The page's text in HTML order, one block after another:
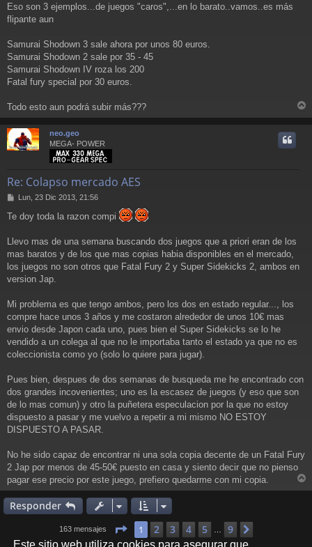
Este sitio web utiliza cookies para asegurar que
Eso son 3 ejemplos...de juegos "caros",...en lo barato..vamos..es más
flipante aun
Samurai Shodown 3 sale ahora por unos 80 euros.
Samurai Shodown 2 sale por 35 - 45
Samurai Shodown IV roza los 200
Fatal fury special por 30 euros.
Todo esto aun podrá subir más???
r
neo.geo
MEGA- POWER
Re: Colapso mercado AES
M
n
a
e
Lun, 23 Dic 2013, 21:56
Te doy toda la razon compi
Llevo mas de una semana buscando dos juegos que a priori eran de los
mas baratos y de los que mas copias habia disponibles en el mercado,
los juegos no son otros que Fatal Fury 2 y Super Sidekicks 2, ambos en
version Jap.
Mi problema es que tengo ambos, pero los dos en estado regular..., los
compre hace unos 3 años y me costaron alrededor de unos 10€ mas
envio desde Japon cada uno, pues bien el Super Sidekicks se lo he
vendido a un colega al que no le importaba tanto el estado ya que no es
coleccionista como yo (solo lo quiere para jugar).
Pues bien, despues de dos semanas de busqueda me he encontrado con
dos grandes incovenientes; uno es la escasez de juegos (y eso que son
de lo mas comun) y otro la puñetera especulacion por la que no estoy
dispuesto a pasar y me vuelvo a repetir a mi mismo NO ESTOY
DISPUESTO A PASAR.
No he sido capaz de encontrar ni una sola copia decente de un Fatal Fury
2 Jap por menos de 45-50€ puesto en casa y siento decir que no pienso
pagar ese precio por este juego, prefiero quedarme con mi copia.
r
Responder
163 mensajes Página de 9
1 2 3 4 5 9